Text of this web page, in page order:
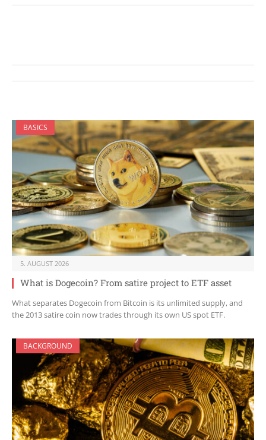
BASICS
5. AUGUST 2026
What is Dogecoin? From satire project to ETF asset
What separates Dogecoin from Bitcoin is its unlimited supply, and
the 2013 satire coin now trades through its own US spot ETF.
BACKGROUND